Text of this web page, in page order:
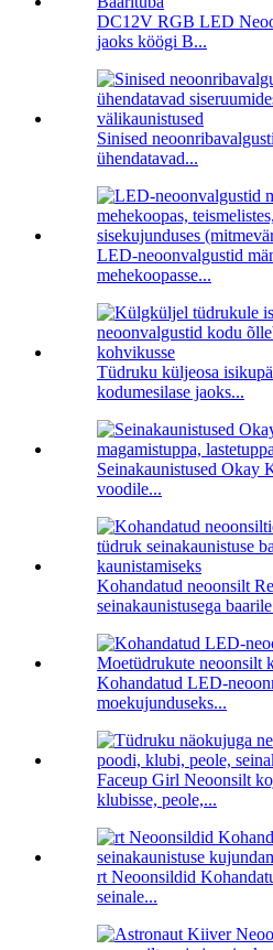
DC12V RGB LED
jaoks köögi B...
Sinised
ühendatavad...
LED-neoonvalgustid
mehekoopasse...
Tüdruku küljeosa
kodumesilase jaoks...
Seinakaunistused Okay
voodile...
Kohandatud neoonsilt
seinakaunistusega
Kohandatud LED-
moekujunduseks...
Faceup Girl Neoonsilt
klubisse, peole,...
rt Neoonsildid
seinale...